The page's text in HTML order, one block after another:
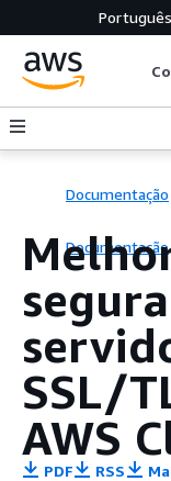
Português
Documentação
Documentação
SSL/
AWS
PDF RSS